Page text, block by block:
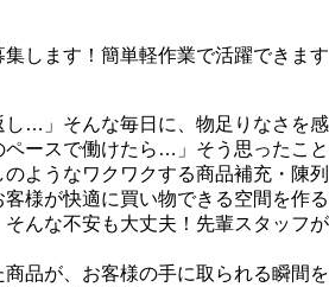
します！簡単軽作業で活躍できま
し…」そんな毎日に、物足りなさを
ペースで働けたら…」そう思ったこ
ようなワクワクする商品補充・陳
様が快適に買い物できる空間を作
んな不安も大丈夫！先輩スタッフ
品が、お客様の手に取られる瞬間を